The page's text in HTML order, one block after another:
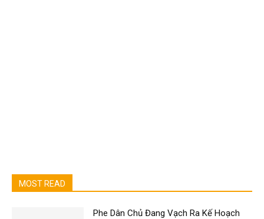
MOST READ
Phe Dân Chủ Đang Vạch Ra Kế Hoạch